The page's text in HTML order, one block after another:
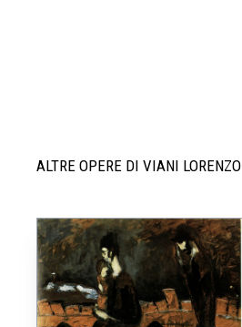
ALTRE OPERE DI VIANI LORENZO